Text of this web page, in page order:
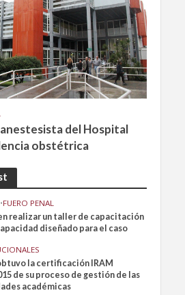
del Hospital
obstétrica
•FUERO PENAL
realizar un taller de capacitación
diseñado para el caso
la certificación IRAM
de su proceso de gestión de las
académicas